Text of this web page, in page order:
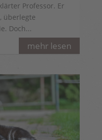
mehr lesen
Professor. Er
überlegte
Doch...